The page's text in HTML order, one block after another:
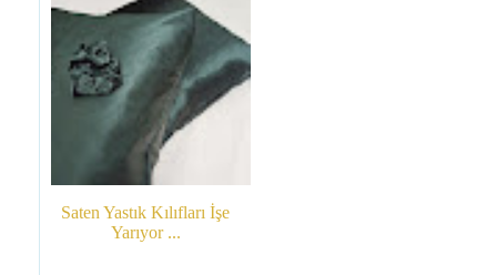
Saten Yastık Kılıfları İşe
Yarıyor ...